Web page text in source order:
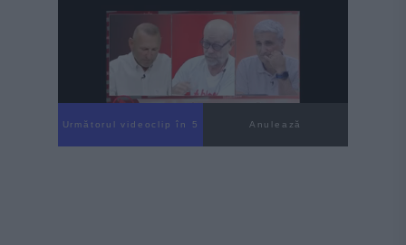
Următorul videoclip în 4 Anulează